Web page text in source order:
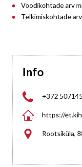
Voodikohtade arv
Telkimiskohtade
Info
 +372
 https://
 Rootsiküla,